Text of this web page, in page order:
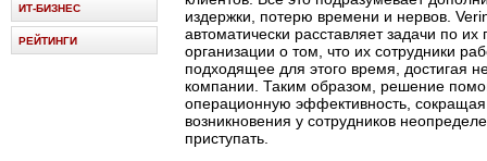
издержки, потерю времени и нервов.
автоматически расставляет задачи по
организации о том, что их сотрудники
подходящее для этого время, достигая
компании. Таким образом, решение
операционную эффективность,
возникновения у сотрудников
приступать.
ИТ-БИЗНЕС
РЕЙТИНГИ